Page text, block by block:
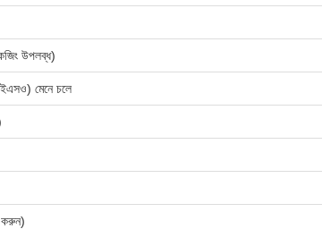
উপলব্ধ)
মেনে চলে
করুন)